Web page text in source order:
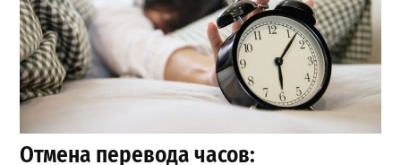
Отмена перевода часов: